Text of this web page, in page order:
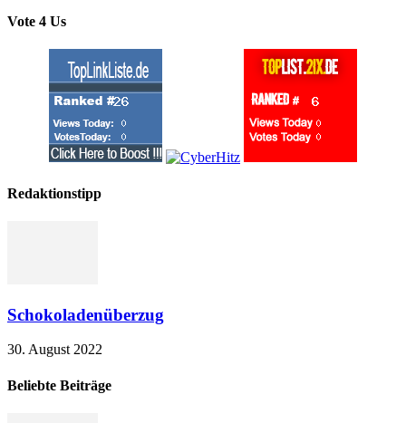
Vote 4 Us
Redaktionstipp
Schokoladenüberzug
30. August 2022
Beliebte Beiträge